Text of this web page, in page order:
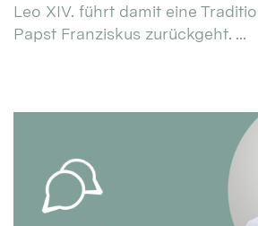
Leo XIV. führt damit eine
Papst Franziskus zurückgeht. ...